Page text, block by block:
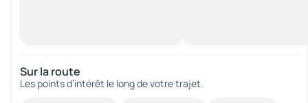
Sur la route
Les points d’intérêt le long de votre trajet.